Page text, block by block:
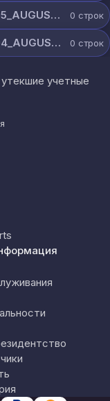
@UP_DAISYCLOUD_CHAMPIONING!_05_AUGUST_6961_ON_CHANNEL.rar 0 строк
@UP_DAISYCLOUD_CHAMPIONING!_04_AUGUST_6420_ON_CHANNEL.rar 0 строк
учетные